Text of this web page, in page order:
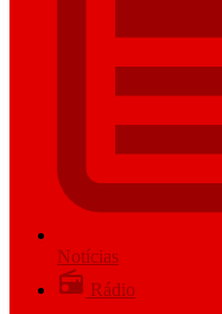
Notícias
Rádio